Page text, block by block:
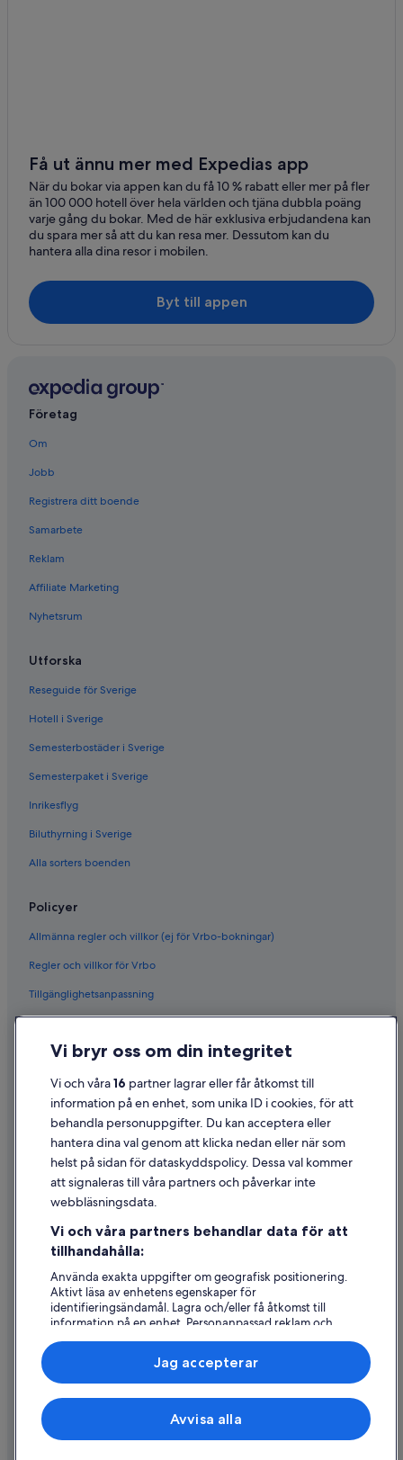
Få ut ännu mer med Expedias app
När du bokar via appen kan du få 10 % rabatt eller mer på fler
än 100 000 hotell över hela världen och tjäna dubbla poäng
varje gång du bokar. Med de här exklusiva erbjudandena kan
du spara mer så att du kan resa mer. Dessutom kan du
hantera alla dina resor i mobilen.
Byt till appen
Företag
Om
Jobb
Registrera ditt boende
Samarbete
Reklam
Affiliate Marketing
Nyhetsrum
Utforska
Reseguide för Sverige
Hotell i Sverige
Semesterbostäder i Sverige
Semesterpaket i Sverige
Inrikesflyg
Biluthyrning i Sverige
Alla sorters boenden
Policyer
Allmänna regler och villkor (ej för Vrbo-bokningar)
Regler och villkor för Vrbo
Tillgänglighetsanpassning
Cookies
Användarvillkor
Juridisk information/Kontakta oss
Riktlinjer för innehåll och anmäla innehåll
Hjälp
Avboka eller ändra din bokning
Återbetalningsprocess och tidslinjer
Boka ett flyg med flygbolagskredit
Internationella resedokument
© 2026 Expedia, Inc., ett företag i Expedia Group. Med ensamrätt.
Expedia och Expedias logotyp är varumärken eller registrerade
Vi bryr oss om din integritet
Vi och våra16 partner lagrar eller får åtkomst till
information på en enhet, som unika ID i cookies, för att
behandla personuppgifter. Du kan acceptera eller
hantera dina val genom att klicka nedan eller när som
helst på sidan för dataskyddspolicy. Dessa val kommer
att signaleras till våra partners och påverkar inte
webbläsningsdata.
Vi och våra partners behandlar data för att
tillhandahålla:
Använda exakta uppgifter om geografisk positionering.
Aktivt läsa av enhetens egenskaper för
identifieringsändamål. Lagra och/eller få åtkomst till
information på en enhet. Personanpassad reklam och
innehåll, reklam- och innehållsmätning, forskning
Lista över partner (leverantörer)
Avvisa alla
Jag accepterar